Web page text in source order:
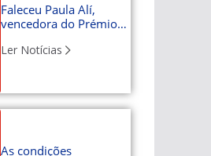
Faleceu Paula Alí,
vencedora do Prémio
de 2026 e uma das
Ler Notícias
As condições